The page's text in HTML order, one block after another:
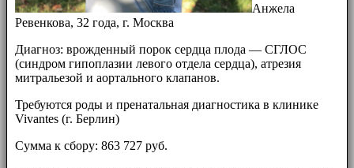
Анжела
Ревенкова, 32 года, г. Москва
Диагноз: врожденный порок сердца плода — СГЛОС
(синдром гипоплазии левого отдела сердца), атрезия
митральезой и аортального клапанов.
Требуются роды и пренатальная диагностика в клинике
Vivantes (г. Берлин)
Сумма к сбору: 863 727 руб.